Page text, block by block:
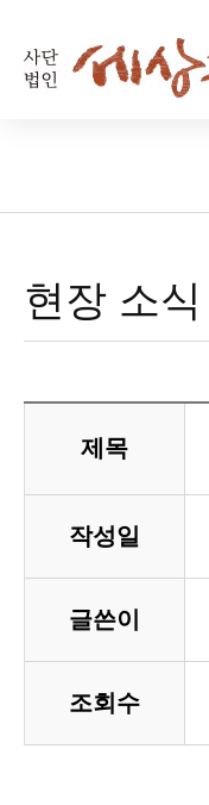
현장 소식
제목
작성일
글쓴이
조회수